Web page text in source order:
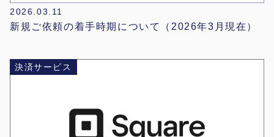
2026.03.11
新規ご依頼の着手時期について（2026年3月現在）
決済サービス